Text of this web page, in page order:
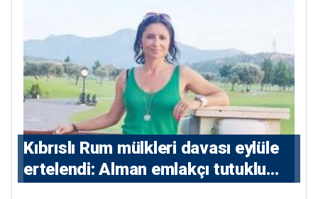
Kıbrıslı Rum mülkleri davası eylüle
ertelendi: Alman emlakçı tutuklu